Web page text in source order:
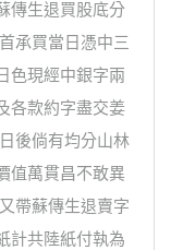
傳生退買股底分
承買當日憑中三
色現經中銀字兩
各款約字盡交姜
後倘有均分山林
值萬貫昌不敢異
帶蘇傳生退賣字
計共陸紙付執為